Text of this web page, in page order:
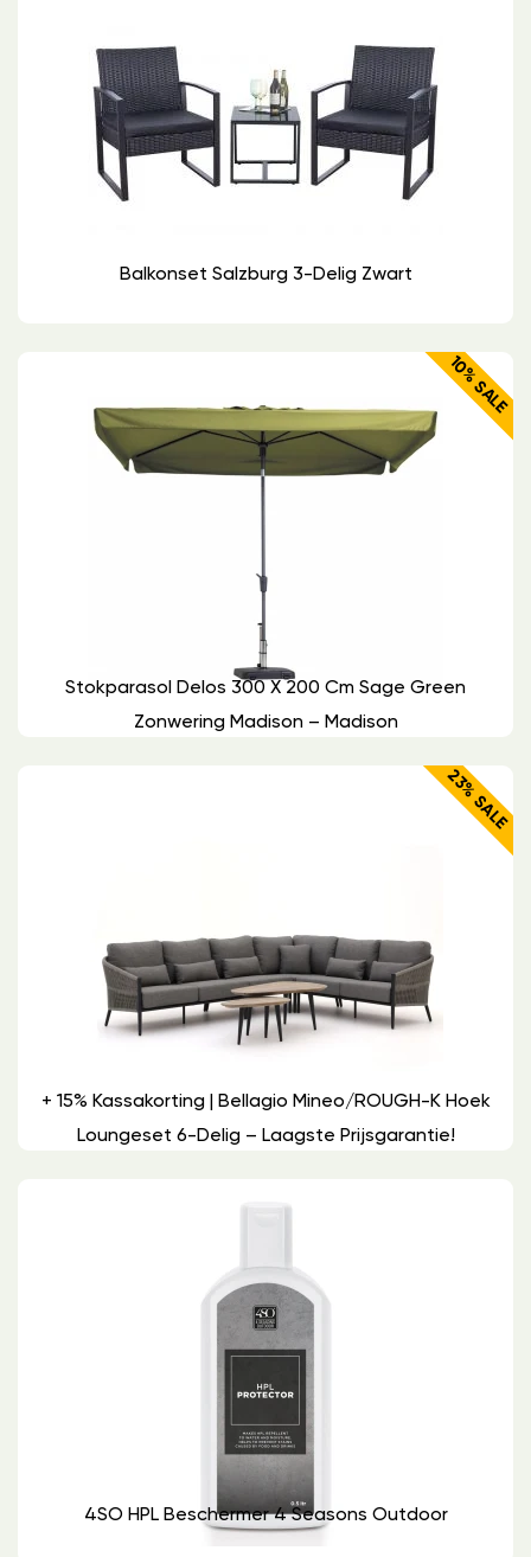
Balkonset Salzburg 3-Delig Zwart
10% SALE
Stokparasol Delos 300 X 200 Cm Sage Green
Zonwering Madison – Madison
23% SALE
+ 15% Kassakorting | Bellagio Mineo/ROUGH-K Hoek
Loungeset 6-Delig – Laagste Prijsgarantie!
4SO HPL Beschermer 4 Seasons Outdoor